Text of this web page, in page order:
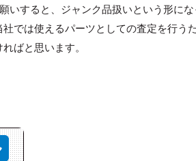
いすると、ジャンク品扱いという形にな
では使えるパーツとしての査定を行う
ばと思います。